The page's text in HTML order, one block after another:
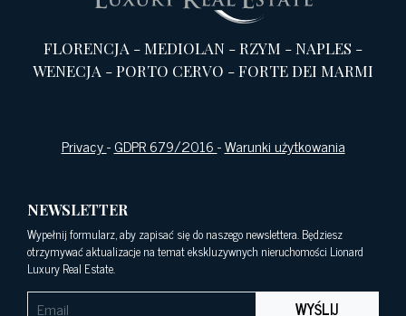
FLORENCJA -MEDIOLAN -RZYM -NAPLES -
WENECJA -PORTO CERVO -FORTE DEI MARMI
Privacy-GDPR 679/2016-Warunki użytkowania
NEWSLETTER
Wypełnij formularz, aby zapisać się do naszego newslettera. Będziesz
otrzymywać aktualizacje na temat ekskluzywnych nieruchomości Lionard
Luxury Real Estate.
WYŚLIJ